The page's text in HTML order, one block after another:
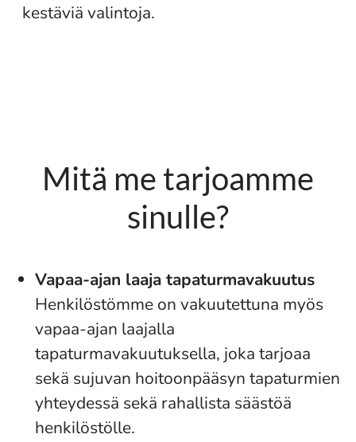
kestäviä valintoja.
Mitä me tarjoamme
sinulle?
Vapaa-ajan laaja tapaturmavakuutus
Henkilöstömme on vakuutettuna myös
vapaa-ajan laajalla
tapaturmavakuutuksella, joka tarjoaa
sekä sujuvan hoitoonpääsyn tapaturmien
yhteydessä sekä rahallista säästöä
henkilöstölle.